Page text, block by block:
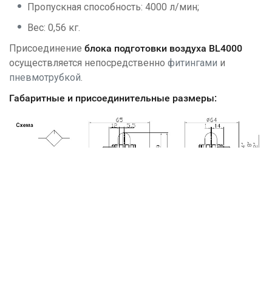
Пропускная способность: 4000 л/мин;
Вес: 0,56 кг.
Присоединение блока подготовки воздуха BL4000
осуществляется непосредственно фитингами и
пневмотрубкой.
Габаритные и присоединительные размеры: